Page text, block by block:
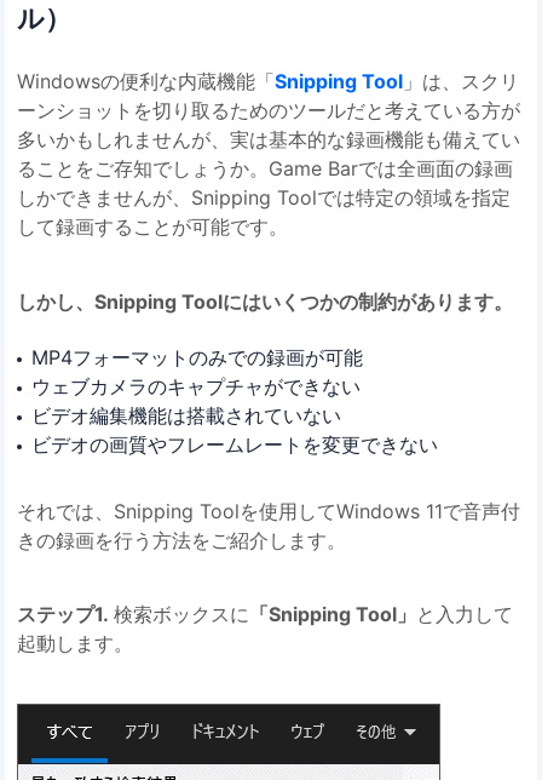
ル）
Windowsの便利な内蔵機能「Snipping Tool 」は、スクリ
ーンショットを切り取るためのツールだと考えている方が
多いかもしれませんが、実は基本的な録画機能も備えてい
ることをご存知でしょうか。Game Barでは全画面の録画
しかできませんが、Snipping Toolでは特定の領域を指定
して録画することが可能です。
しかし、Snipping Toolにはいくつかの制約があります。
MP4フォーマットのみでの録画が可能
ウェブカメラのキャプチャができない
ビデオ編集機能は搭載されていない
ビデオの画質やフレームレートを変更できない
それでは、Snipping Toolを使用してWindows 11で音声付
きの録画を行う方法をご紹介します。
ステップ1.検索ボックスに 「Snipping Tool」 と入力して
起動します。